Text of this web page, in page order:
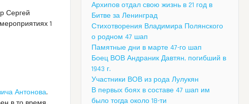
Сергей
1
Антонова.
Архипов отдал свою жизнь в 21 год в
Битве за Ленинград
Стихотворения Владимира Полянского
о родном 47 шап
Памятные дни в марте 47-го шап
Боец ВОВ Андраник Давтян, погибший в
1943 г.
Участники ВОВ из рода Лулукян
В первых боях в составе 47 шап им
было тогда около 18-ти